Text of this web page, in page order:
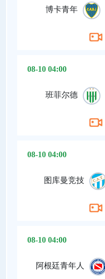
博卡青年
08-10 04:00
班菲尔德
08-10 04:00
图库曼竞技
08-10 04:00
阿根廷青年人